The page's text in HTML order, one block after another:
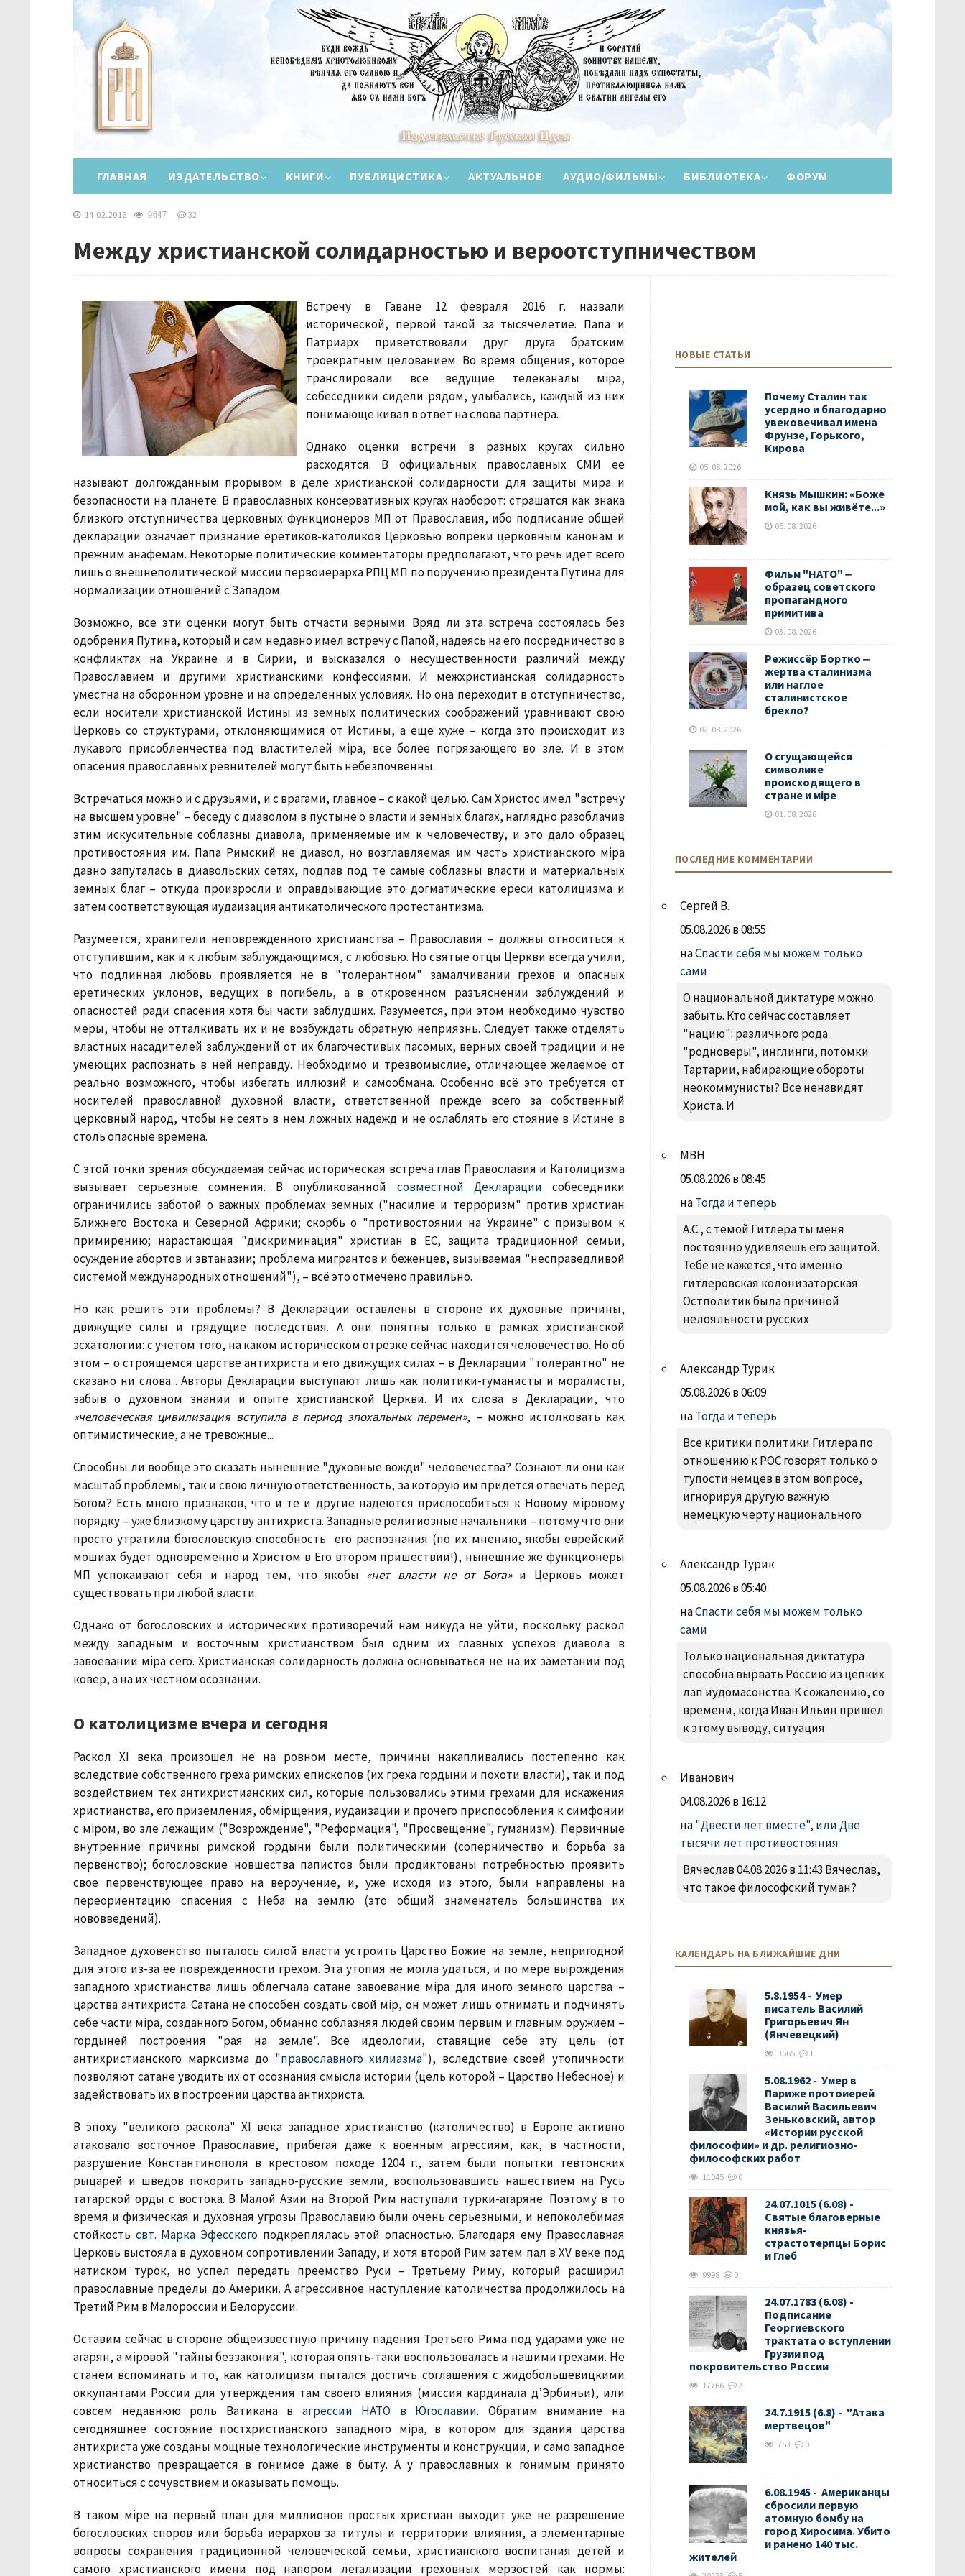
ГЛАВНАЯ ИЗДАТЕЛЬСТВО КНИГИ ПУБЛИЦИСТИКА АКТУАЛЬНОЕ АУДИО/ФИЛЬМЫ БИБЛИОТЕКА ФОРУМ
14.02.2016 9647 32
Между христианской солидарностью и вероотступничеством
Встречу в Гаване 12 февраля 2016 г. назвали
исторической, первой такой за тысячелетие. Папа и
Патриарх приветствовали друг друга братским
троекратным целованием. Во время общения, которое
транслировали все ведущие телеканалы мiра,
собеседники сидели рядом, улыбались, каждый из них
понимающе кивал в ответ на слова партнера.
Однако оценки встречи в разных кругах сильно
расходятся. В официальных православных СМИ ее
называют долгожданным прорывом в деле христианской солидарности для защиты мира и
безопасности на планете. В православных консервативных кругах наоборот: страшатся как знака
близкого отступничества церковных функционеров МП от Православия, ибо подписание общей
декларации означает признание еретиков-католиков Церковью вопреки церковным канонам и
прежним анафемам. Некоторые политические комментаторы предполагают, что речь идет всего
лишь о внешнеполитической миссии первоиерарха РПЦ МП по поручению президента Путина для
нормализации отношений с Западом.
Возможно, все эти оценки могут быть отчасти верными. Вряд ли эта встреча состоялась без
одобрения Путина, который и сам недавно имел встречу с Папой, надеясь на его посредничество в
конфликтах на Украине и в Сирии, и высказался о несущественности различий между
Православием и другими христианскими конфессиями. И межхристианская солидарность
уместна на оборонном уровне и на определенных условиях. Но она переходит в отступничество,
если носители христианской Истины из земных политических соображений уравнивают свою
Церковь со структурами, отклоняющимися от Истины, а еще хуже – когда это происходит из
лукавого присобленчества под властителей мiра, все более погрязающего во зле. И в этом
опасения православных ревнителей могут быть небезпочвенны.
Встречаться можно и с друзьями, и с врагами, главное – с какой целью. Сам Христос имел "встречу
на высшем уровне" – беседу с диаволом в пустыне о власти и земных благах, наглядно разоблачив
этим искусительные соблазны диавола, применяемые им к человечеству, и это дало образец
противостояния им. Папа Римский не диавол, но возглавляемая им часть христианского мiра
давно запуталась в диавольских сетях, подпав под те самые соблазны власти и материальных
земных благ – откуда произросли и оправдывающие это догматические ереси католицизма и
затем соответствующая иудаизация антикатолического протестантизма.
Разумеется, хранители неповрежденного христианства – Православия – должны относиться к
отступившим, как и к любым заблуждающимся, с любовью. Но святые отцы Церкви всегда учили,
что подлинная любовь проявляется не в "толерантном" замалчивании грехов и опасных
еретических уклонов, ведущих в погибель, а в откровенном разъяснении заблуждений и
опасностей ради спасения хотя бы части заблудших. Разумеется, при этом необходимо чувство
меры, чтобы не отталкивать их и не возбуждать обратную неприязнь. Следует также отделять
властных насадителей заблуждений от их благочестивых пасомых, верных своей традиции и не
умеющих распознать в ней неправду. Необходимо и трезвомыслие, отличающее желаемое от
реально возможного, чтобы избегать иллюзий и самообмана. Особенно всё это требуется от
носителей православной духовной власти, ответственной прежде всего за собственный
церковный народ, чтобы не сеять в нем ложных надежд и не ослаблять его стояние в Истине в
столь опасные времена.
С этой точки зрения обсуждаемая сейчас историческая встреча глав Православия и Католицизма
вызывает серьезные сомнения. В опубликованной совместной Декларации собеседники
ограничились заботой о важных проблемах земных ("насилие и терроризм" против христиан
Ближнего Востока и Северной Африки; скорбь о "противостоянии на Украине" с призывом к
примирению; нарастающая "дискриминация" христиан в ЕС, защита традиционной семьи,
осуждение абортов и эвтаназии; проблема мигрантов и беженцев, вызываемая "несправедливой
системой международных отношений"), – всё это отмечено правильно.
Но как решить эти проблемы? В Декларации оставлены в стороне их духовные причины,
движущие силы и грядущие последствия. А они понятны только в рамках христианской
эсхатологии: с учетом того, на каком историческом отрезке сейчас находится человечество. Но об
этом – о строящемся царстве антихриста и его движущих силах – в Декларации "толерантно" не
сказано ни слова... Авторы Декларации выступают лишь как политики-гуманисты и моралисты,
забыв о духовном знании и опыте христианской Церкви. И их слова в Декларации, что
«человеческая цивилизация вступила в период эпохальных перемен», – можно истолковать как
оптимистические, а не тревожные...
Способны ли вообще это сказать нынешние "духовные вожди" человечества? Сознают ли они как
масштаб проблемы, так и свою личную ответственность, за которую им придется отвечать перед
Богом? Есть много признаков, что и те и другие надеются приспособиться к Новому мiровому
порядку – уже близкому царству антихриста. Западные религиозные начальники – потому что они
просто утратили богословскую способность его распознания (по их мнению, якобы еврейский
мошиах будет одновременно и Христом в Его втором пришествии!), нынешние же функционеры
МП успокаивают себя и народ тем, что якобы «нет власти не от Бога»и Церковь может
существовать при любой власти.
Однако от богословских и исторических противоречий нам никуда не уйти, поскольку раскол
между западным и восточным христианством был одним их главных успехов диавола в
завоевании мiра сего. Христианская солидарность должна основываться не на их заметании под
ковер, а на их честном осознании.
О католицизме вчера и сегодня
Раскол XI века произошел не на ровном месте, причины накапливались постепенно как
вследствие собственного греха римских епископов (их греха гордыни и похоти власти), так и под
воздействием тех антихристианских сил, которые пользовались этими грехами для искажения
христианства, его приземления, обмiрщения, иудаизации и прочего приспособления к симфонии
с мiром, во зле лежащим ("Возрождение", "Реформация", "Просвещение", гуманизм). Первичные
внутренние причины римской гордыни были политическими (соперничество и борьба за
первенство); богословские новшества папистов были продиктованы потребностью проявить
свое первенствующее право на вероучение, и, уже исходя из этого, были направлены на
переориентацию спасения с Неба на землю (это общий знаменатель большинства их
нововведений).
Западное духовенство пыталось силой власти устроить Царство Божие на земле, непригодной
для этого из-за ее поврежденности грехом. Эта утопия не могла удаться, и по мере вырождения
западного христианства лишь облегчала сатане завоевание мiра для иного земного царства –
царства антихриста. Сатана не способен создать свой мiр, он может лишь отнимать и подчинять
себе части мiра, созданного Богом, обманно соблазняя людей своим первым и главным оружием –
гордыней построения "рая на земле". Все идеологии, ставящие себе эту цель (от
антихристианского марксизма до "православного хилиазма"), вследствие своей утопичности
позволяют сатане уводить их от осознания смысла истории (цель которой – Царство Небесное) и
задействовать их в построении царства антихриста.
В эпоху "великого раскола" XI века западное христианство (католичество) в Европе активно
атаковало восточное Православие, прибегая даже к военным агрессиям, как, в частности,
разрушение Константинополя в крестовом походе 1204 г., затем были попытки тевтонских
рыцарей и шведов покорить западно-русские земли, воспользовавшись нашествием на Русь
татарской орды с востока. В Малой Азии на Второй Рим наступали турки-агаряне. Поэтому в то
время и физическая и духовная угрозы Православию были очень серьезными, и непоколебимая
стойкость свт. Марка Эфесскогоподкреплялась этой опасностью. Благодаря ему Православная
Церковь выстояла в духовном сопротивлении Западу, и хотя второй Рим затем пал в XV веке под
натиском турок, но успел передать преемство Руси – Третьему Риму, который расширил
православные пределы до Америки. А агрессивное наступление католичества продолжилось на
Третий Рим в Малороссии и Белоруссии.
Оставим сейчас в стороне общеизвестную причину падения Третьего Рима под ударами уже не
агарян, а мiровой "тайны беззакония", которая опять-таки воспользовалась и нашими грехами. Не
станем вспоминать и то, как католицизм пытался достичь соглашения с жидобольшевицкими
оккупантами России для утверждения там своего влияния (миссия кардинала д’Эрбиньи), или
совсем недавнюю роль Ватикана в агрессии НАТО в Югославии. Обратим внимание на
сегодняшнее состояние постхристианского западного мiра, в котором для здания царства
антихриста уже созданы мощные технологические инструменты и конструкции, и само западное
христианство превращается в гонимое даже в быту. А у православных к гонимым принято
относиться с сочувствием и оказывать помощь.
В таком мiре на первый план для миллионов простых христиан выходит уже не разрешение
богословских споров или борьба иерархов за титулы и территории влияния, а элементарные
вопросы сохранения традиционной человеческой семьи, христианского воспитания детей и
самого христианского имени под напором легализации греховных мерзостей как нормы:
НОВЫЕ СТАТЬИ
Почему Сталин так
усердно и благодарно
увековечивал имена
Фрунзе, Горького,
Кирова
05. 08. 2026
Князь Мышкин: «Боже
мой, как вы живёте...»
05. 08. 2026
Фильм "НАТО" ‒
образец советского
пропагандного
примитива
03. 08. 2026
Режиссёр Бортко ‒
жертва сталинизма
или наглое
сталинистское
брехло?
02. 08. 2026
О сгущающейся
символике
происходящего в
стране и мiре
01. 08. 2026
ПОСЛЕДНИЕ КОММЕНТАРИИ
Сергей В.
05.08.2026 в 08:55
наСпасти себя мы можем только
сами
О национальной диктатуре можно
забыть. Кто сейчас составляет
"нацию": различного рода
"родноверы", инглинги, потомки
Тартарии, набирающие обороты
неокоммунисты? Все ненавидят
Христа. И
МВН
05.08.2026 в 08:45
наТогда и теперь
А.С., с темой Гитлера ты меня
постоянно удивляешь его защитой.
Тебе не кажется, что именно
гитлеровская колонизаторская
Остполитик была причиной
нелояльности русских
Александр Турик
05.08.2026 в 06:09
наТогда и теперь
Все критики политики Гитлера по
отношению к РОС говорят только о
тупости немцев в этом вопросе,
игнорируя другую важную
немецкую черту национального
Александр Турик
05.08.2026 в 05:40
наСпасти себя мы можем только
сами
Только национальная диктатура
способна вырвать Россию из цепких
лап иудомасонства. К сожалению, со
времени, когда Иван Ильин пришёл
к этому выводу, ситуация
Иванович
04.08.2026 в 16:12
на"Двести лет вместе", или Две
тысячи лет противостояния
Вячеслав 04.08.2026 в 11:43 Вячеслав,
что такое философский туман?
КАЛЕНДАРЬ НА БЛИЖАЙШИЕ ДНИ
5.8.1954 - Умер
писатель Василий
Григорьевич Ян
(Янчевецкий)
3665 1
5.08.1962 - Умер в
Париже протоиерей
Василий Васильевич
Зеньковский, автор
«Истории русской
философии» и др. религиозно-
философских работ
11045 0
24.07.1015 (6.08) -
Святые благоверные
князья-
страстотерпцы Борис
и Глеб
9998 0
24.07.1783 (6.08) -
Подписание
Георгиевского
трактата о вступлении
Грузии под
покровительство России
17766 2
24.7.1915 (6.8) - "Атака
мертвецов"
753 0
6.08.1945 - Американцы
сбросили первую
атомную бомбу на
город Хиросима. Убито
и ранено 140 тыс.
жителей